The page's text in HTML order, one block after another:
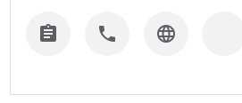
  